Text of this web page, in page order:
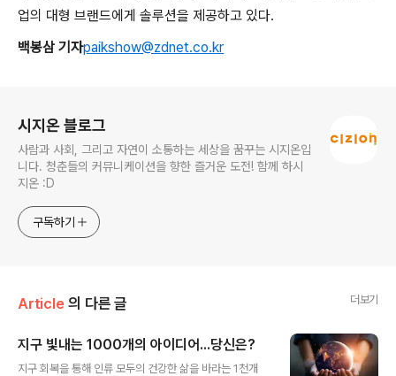
업의 대형 브랜드에게 솔루션을 제공하고 있다.
백봉삼 기자paikshow@zdnet.co.kr
시지온 블로그
사람과 사회, 그리고 자연이 소통하는 세상을 꿈꾸는 시지온입
니다. 청춘들의 커뮤니케이션을 향한 즐거운 도전! 함께 하시
지온 :D
구독하기
Article 의 다른 글 더보기
지구 빛내는 1000개의 아이디어...당신은?
지구 회복을 통해 인류 모두의 건강한 삶을 바라는 1천개